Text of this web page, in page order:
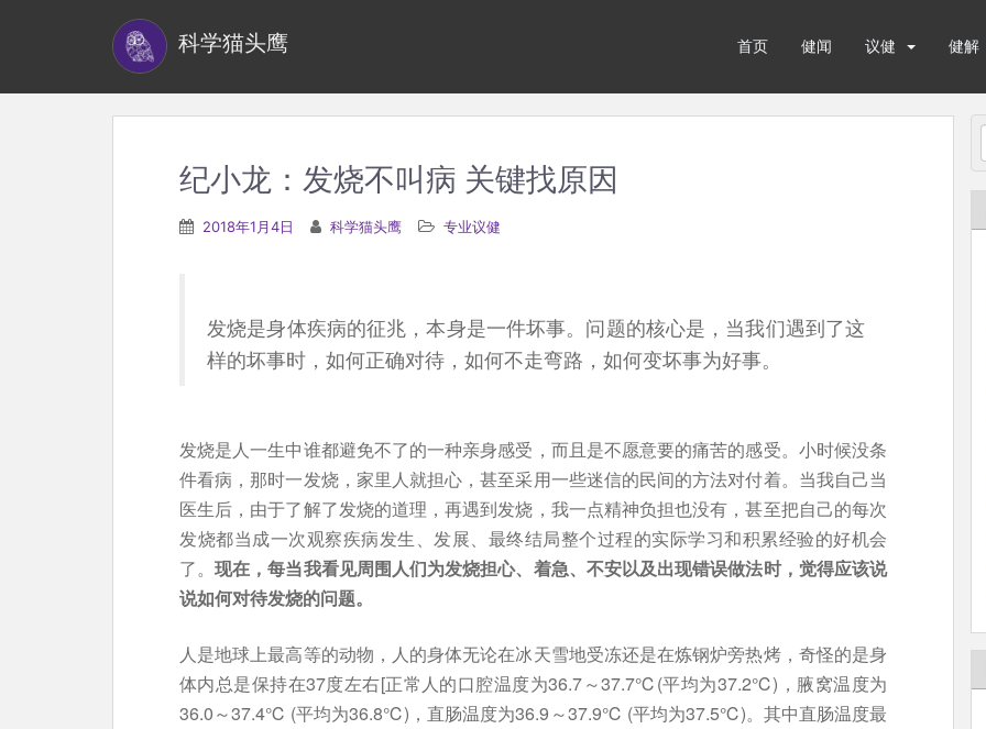
科学猫头鹰 首页 健闻 议健 健解
纪小龙：发烧不叫病 关键找原因
2018年1月4日 科学猫头鹰 专业议健
发烧是身体疾病的征兆，本身是一件坏事。问题的核心是，当我们遇到了这
样的坏事时，如何正确对待，如何不走弯路，如何变坏事为好事。
发烧是人一生中谁都避免不了的一种亲身感受，而且是不愿意要的痛苦的感受。小时候没条
件看病，那时一发烧，家里人就担心，甚至采用一些迷信的民间的方法对付着。当我自己当
医生后，由于了解了发烧的道理，再遇到发烧，我一点精神负担也没有，甚至把自己的每次
发烧都当成一次观察疾病发生、发展、最终结局整个过程的实际学习和积累经验的好机会
了。现在，每当我看见周围人们为发烧担心、着急、不安以及出现错误做法时，觉得应该说
说如何对待发烧的问题。
人是地球上最高等的动物，人的身体无论在冰天雪地受冻还是在炼钢炉旁热烤，奇怪的是身
体内总是保持在37度左右[正常人的口腔温度为36.7～37.7℃(平均为37.2℃)，腋窝温度为
36.0～37.4℃ (平均为36.8℃)，直肠温度为36.9～37.9℃ (平均为37.5℃)。其中直肠温度最